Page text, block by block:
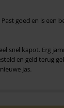
rits niet snel kapot
reactie je geholpen?
goed en is een
snel kapot. Erg
en geld terug
jas.